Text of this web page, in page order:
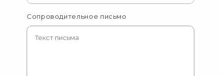
Сопроводительное письмо